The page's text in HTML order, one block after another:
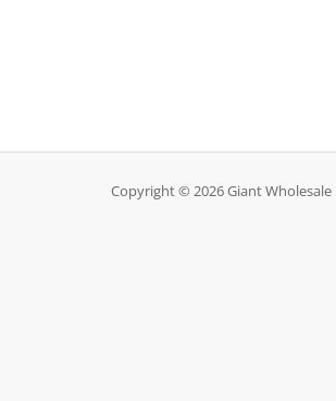
Copyright © 2026 Giant